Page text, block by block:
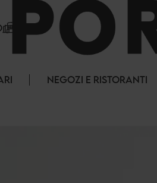
NEGOZI E RISTORANTI